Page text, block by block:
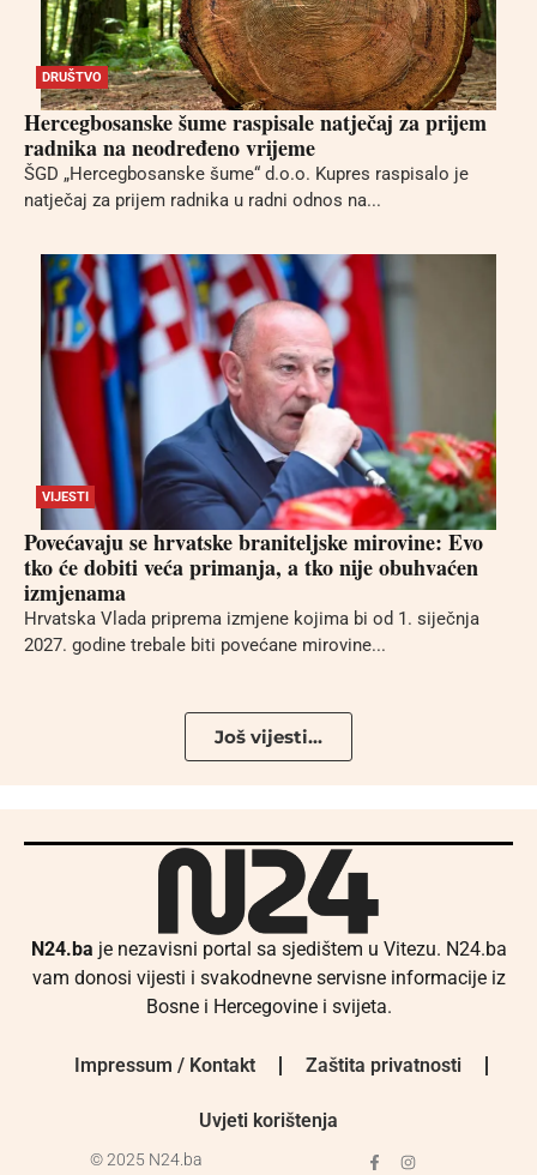
DRUŠTVO
Hercegbosanske šume raspisale natječaj za prijem
radnika na neodređeno vrijeme
ŠGD „Hercegbosanske šume“ d.o.o. Kupres raspisalo je
natječaj za prijem radnika u radni odnos na...
VIJESTI
Povećavaju se hrvatske braniteljske mirovine: Evo
tko će dobiti veća primanja, a tko nije obuhvaćen
izmjenama
Hrvatska Vlada priprema izmjene kojima bi od 1. siječnja
2027. godine trebale biti povećane mirovine...
Još vijesti...
N24.ba je nezavisni portal sa sjedištem u Vitezu. N24.ba
vam donosi vijesti i svakodnevne servisne informacije iz
Bosne i Hercegovine i svijeta.
Impressum / Kontakt Zaštita privatnosti
Uvjeti korištenja
© 2025 N24.ba